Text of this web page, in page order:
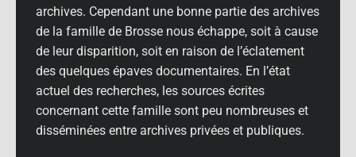
archives. Cependant une bonne partie des archives
de la famille de Brosse nous échappe, soit à cause
de leur disparition, soit en raison de l’éclatement
des quelques épaves documentaires. En l’état
actuel des recherches, les sources écrites
concernant cette famille sont peu nombreuses et
disséminées entre archives privées et publiques.